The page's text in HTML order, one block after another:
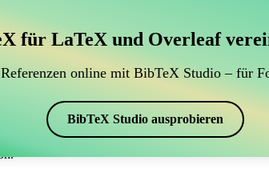
Ihrer BibTeX-Literaturangaben,
Ihrer BibTeX-Literaturangaben, das sich mit
in Overleaf zu verwalten, könnte
aktuell zu halten.
Stilen, einschließlich uestcthesis, erstellen.
für LaTeX und Overleaf
online mit BibTeX Studio – für
BibTeX Studio ausprobieren